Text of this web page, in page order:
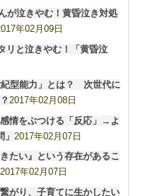
が泣きやむ！黄昏泣き対処
年02月09日
リと泣きやむ！「黄昏泣
型能力」とは？ 次世代に
2017年02月08日
情をぶつける「反応」→よ
2017年02月07日
たい』という存在があるこ
2017年02月07日
がり、子育てに生かしたい